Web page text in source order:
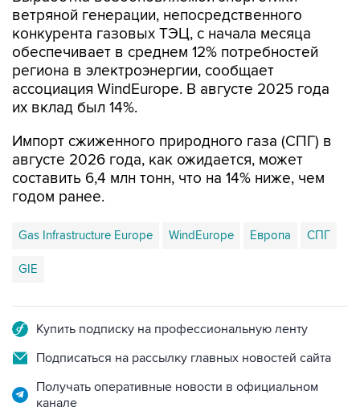
ветряной генерации, непосредственного
конкурента газовых ТЭЦ, с начала месяца
обеспечивает в среднем 12% потребностей
региона в электроэнергии, сообщает
ассоциация WindEurope. В августе 2025 года
их вклад был 14%.
Импорт сжиженного природного газа (СПГ) в
августе 2026 года, как ожидается, может
составить 6,4 млн тонн, что на 14% ниже, чем
годом ранее.
Gas Infrastructure Europe WindEurope Европа СПГ
GIE
Купить подписку на профессиональную ленту
Подписаться на рассылку главных новостей сайта
Получать оперативные новости в официальном
канале